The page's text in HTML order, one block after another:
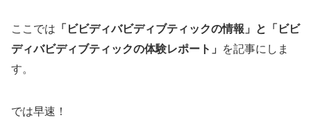
ここでは 「ビビディバビディブティックの情報」と「ビビ
ディバビディブティックの体験レポート」
を記事にしま
す。
では早速！